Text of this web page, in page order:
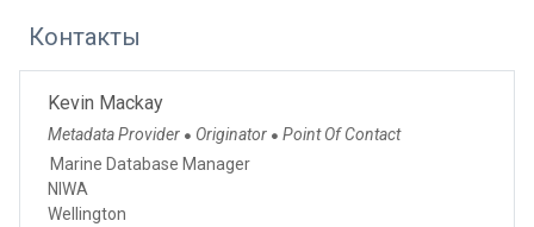
Контакты
Kevin Mackay
Metadata Provider ● Originator ● Point Of Contact
Marine Database Manager
NIWA
Wellington